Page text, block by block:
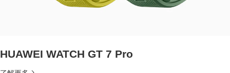
HUAWEI WATCH GT 7 Pro